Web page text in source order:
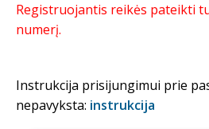
Registruojantis reikės pateikti
numerį.
Instrukcija prisijungimui prie
nepavyksta: instrukcija